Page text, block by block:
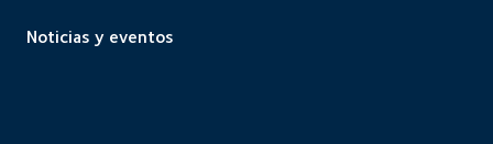
Noticias y eventos